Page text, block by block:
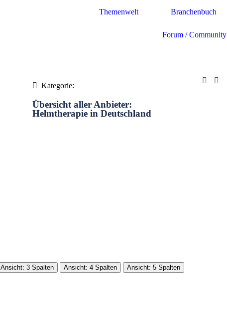
Themenwelt Branchenbuch
Forum / Community
Kategorie:
Übersicht aller Anbieter:
Helmtherapie in Deutschland
Ansicht: 3 Spalten Ansicht: 4 Spalten
Ansicht: 5 Spalten